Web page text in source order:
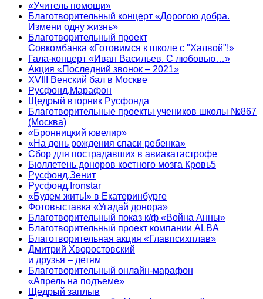
«Учитель помощи»
Благотворительный концерт «Дорогою добра.
Измени одну жизнь»
Благотворительный проект
Совкомбанка «Готовимся к школе с "Халвой"!»
Гала-концерт «Иван Васильев. С любовью…»
Акция «Последний звонок – 2021»
XVIII Венский бал в Москве
Русфонд.Марафон
Щедрый вторник Русфонда
Благотворительные проекты учеников школы №867
(Москва)
«Бронницкий ювелир»
«На день рождения спаси ребенка»
Сбор для пострадавших в авиакатастрофе
Бюллетень доноров костного мозга Кровь5
Русфонд.Зенит
Русфонд.Ironstar
«Будем жить!» в Екатеринбурге
Фотовыставка «Угадай донора»
Благотворительный показ к/ф «Война Анны»
Благотворительный проект компании ALBA
Благотворительная акция «Главпсихплав»
Дмитрий Хворостовский
и друзья – детям
Благотворительный онлайн‑марафон
«Апрель на подъеме»
Щедрый заплыв